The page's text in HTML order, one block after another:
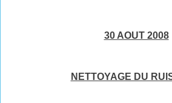
30 AOUT 2008
NETTOYAGE DU